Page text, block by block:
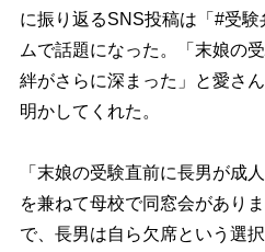
に振り返るSNS投稿は「#受
ムで話題になった。「末娘の
絆がさらに深まった」と愛さ
明かしてくれた。
「末娘の受験直前に長男が成
を兼ねて母校で同窓会があり
で、長男は自ら欠席という選